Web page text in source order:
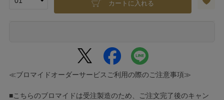
カートに入れる
≪ブロマイドオーダーサービスご利用の際のご注意事項≫
■こちらのブロマイドは受注製造のため、ご注文完了後のキャン